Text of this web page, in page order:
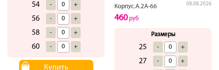
54 - +
56 - +
58 - +
60 - +
Купить
Корпус.А.2А-66
08.08.2026
460руб
Размеры
25 - +
27 - +